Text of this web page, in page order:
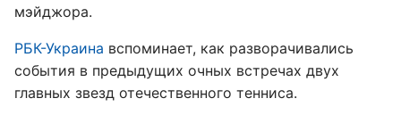
мэйджора.
РБК-Украина вспоминает, как разворачивались
события в предыдущих очных встречах двух
главных звезд отечественного тенниса.